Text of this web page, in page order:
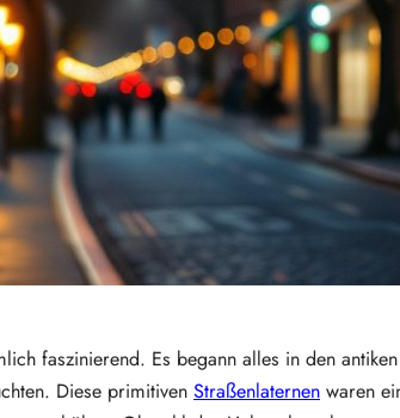
faszinierend. Es begann alles in den
Diese primitiven Straßenlaternen waren